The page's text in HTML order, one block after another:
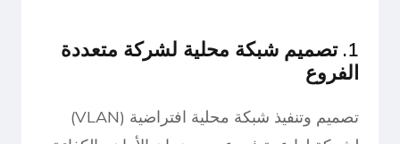
1. تصميم شبكة محلية لشركة متعددة
الفروع
تصميم وتنفيذ شبكة محلية افتراضية (VLAN)